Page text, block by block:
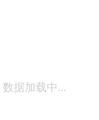
数据加载中...